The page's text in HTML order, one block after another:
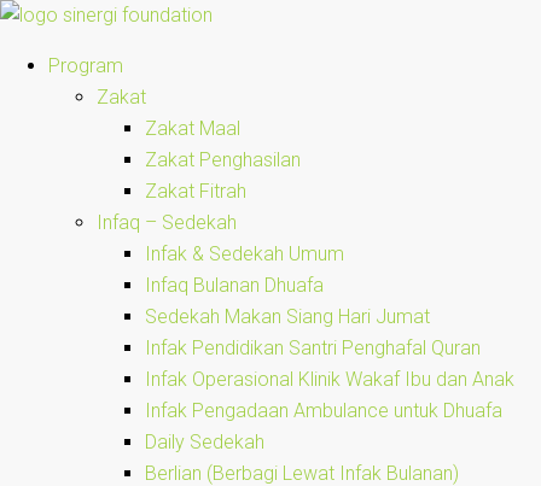
Program
Zakat
Zakat Maal
Zakat Penghasilan
Zakat Fitrah
Infaq – Sedekah
Infak & Sedekah Umum
Infaq Bulanan Dhuafa
Sedekah Makan Siang Hari Jumat
Infak Pendidikan Santri Penghafal Quran
Infak Operasional Klinik Wakaf Ibu dan Anak
Infak Pengadaan Ambulance untuk Dhuafa
Daily Sedekah
Berlian (Berbagi Lewat Infak Bulanan)